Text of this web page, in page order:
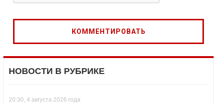
НОВОСТИ В РУБРИКЕ
20:30, 4 августа 2026 года